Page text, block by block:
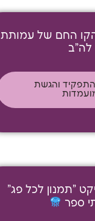
החם של עמותת
לה"ב
והגשת
"תמנון לכל פג"
ספר